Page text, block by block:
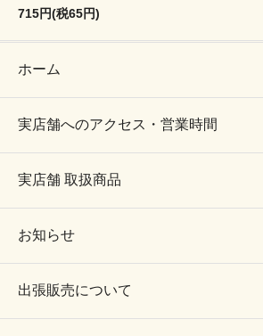
715円(税65円)
ホーム
実店舗へのアクセス・営業時間
実店舗 取扱商品
お知らせ
出張販売について